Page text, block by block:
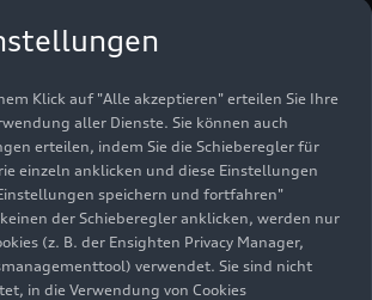
und die Nutzung zu analysieren.
Klick auf "Alle akzeptieren" erteilen Sie Ihre
aller Dienste. Sie können auch
erteilen, indem Sie die Schieberegler für
einzeln anklicken und diese Einstellungen
speichern und fortfahren"
der Schieberegler anklicken, werden nur
(z. B. der Ensighten Privacy Manager,
verwendet. Sie sind nicht
in die Verwendung von Cookies